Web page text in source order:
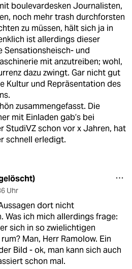
boulevardesken Journalisten,
noch mehr trash durchforsten
zu müssen, hält sich ja in
ist allerdings dieser
Sensationsheisch- und
mit anzutreiben; wohl,
dazu zwingt. Gar nicht gut
Kultur und Repräsentation des
zusammengefasst. Die
mit Einladen gab’s bei
StudiVZ schon vor x Jahren, hat
schnell erledigt.
Uhr
dort nicht
Was ich mich allerdings frage:
sich in so zwielichtigen
Man, Herr Ramolow. Ein
Bild - ok, man kann sich auch
schon mal.